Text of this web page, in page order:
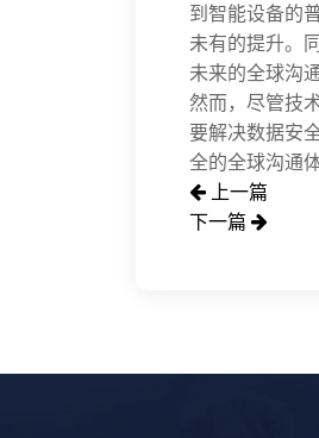
到智能设备的
未有的提升。
未来的全球沟
然而，尽管技
要解决数据安
全的全球沟通
上一篇
下一篇